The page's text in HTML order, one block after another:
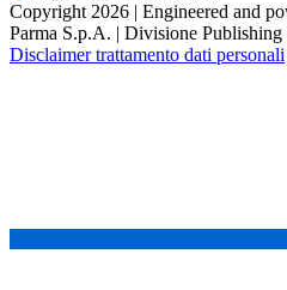
Copyright 2026 | Engineered and
Parma S.p.A. | Divisione
Disclaimer trattamento dati personali